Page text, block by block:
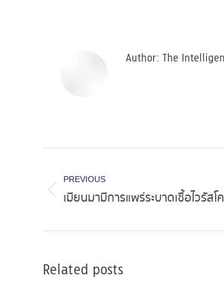
Author: The
navigation
PREVIOUS
Previous
เมียนมามีการแพร่ระบาดเชื้อไวรัส
Related posts